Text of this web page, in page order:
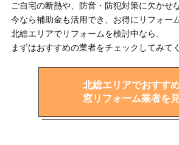
ご自宅の断熱や、防音・防犯対策に欠かせ
今なら補助金も活用でき、お得にリフォー
北総エリアでリフォームを検討中なら、
まずはおすすめの業者をチェックしてみて
北総エリアでおすす
窓リフォーム業者を